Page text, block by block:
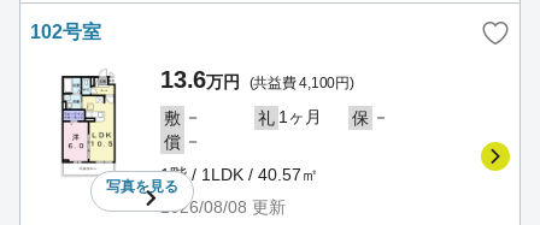
102号室
写真を見る
13.6万円 (共益費 4,100円)
敷 － 礼 1ヶ月 保 －
償 －
1階 / 1LDK / 40.57㎡
2026/08/08 更新